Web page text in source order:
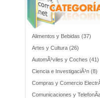
Alimentos y Bebidas (37)
Artes y Cultura (26)
AutomÃ³viles y Coches (41)
Ciencia e InvestigaciÃ³n (8)
Compras y Comercio
Comunicaciones y